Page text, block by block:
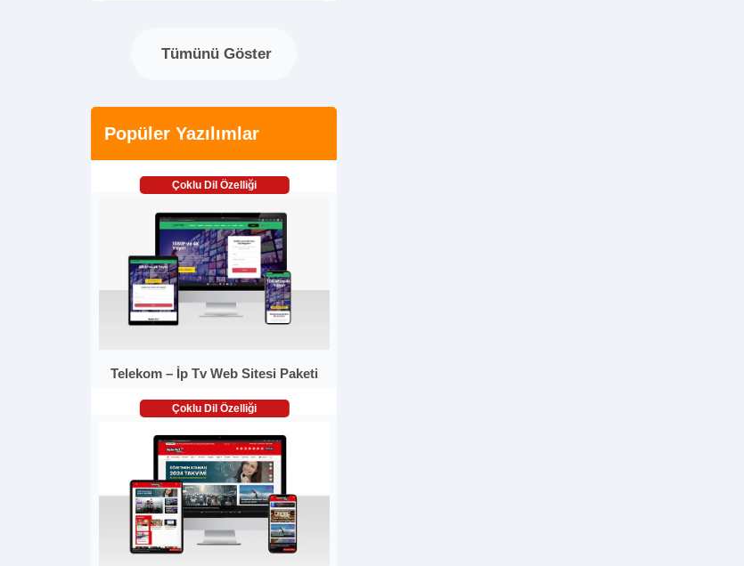
Tümünü Göster
Popüler Yazılımlar
Çoklu Dil Özelliği
Telekom – İp Tv Web Sitesi Paketi
Çoklu Dil Özelliği